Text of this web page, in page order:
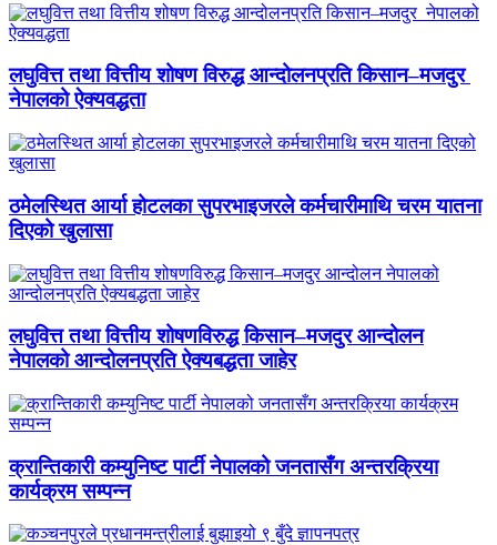
लघुवित्त तथा वित्तीय शोषण विरुद्ध आन्दोलनप्रति किसान–मजदुर
नेपालको ऐक्यवद्धता
ठमेलस्थित आर्या होटलका सुपरभाइजरले कर्मचारीमाथि चरम यातना
दिएको खुलासा
लघुवित्त तथा वित्तीय शोषणविरुद्ध किसान–मजदुर आन्दोलन
नेपालको आन्दोलनप्रति ऐक्यबद्धता जाहेर
क्रान्तिकारी कम्युनिष्ट पार्टी नेपालको जनतासँग अन्तरक्रिया
कार्यक्रम सम्पन्न